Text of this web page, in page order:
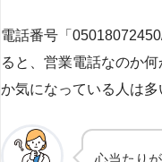
電話番号「
ると、営業電話なのか
か気になっている人は多
心当たり